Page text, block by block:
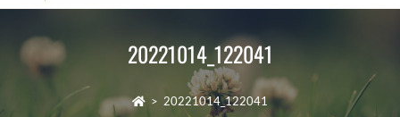
20221014_122041
> 20221014_122041